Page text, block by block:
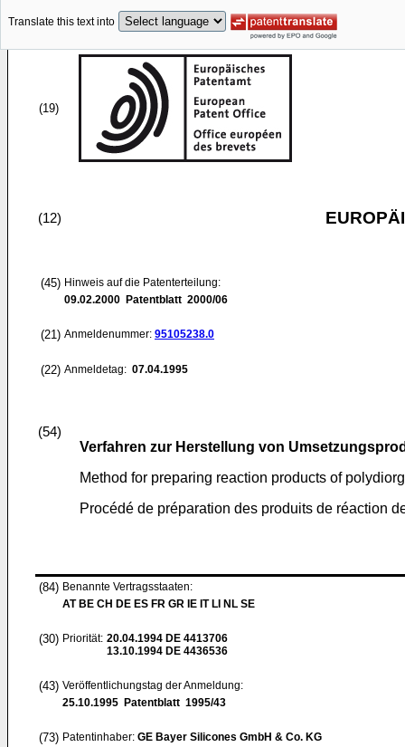
Translate this text into
(19)
(12)
(45) Hinweis auf die Patenterteilung:
09.02.2000 Patentblatt 2000/06
(21) Anmeldenummer: 95105238.0
(22) Anmeldetag: 07.04.1995
(54)
Verfahren zur Herstellung von
Method for preparing reaction products of
Procédé de préparation des produits de réaction
(84) Benannte Vertragsstaaten:
AT BE CH DE ES FR GR IE IT LI NL SE
(30) Priorität: 20.04.1994 DE 4413706
13.10.1994 DE 4436536
(43) Veröffentlichungstag der Anmeldung:
25.10.1995 Patentblatt 1995/43
(73) Patentinhaber: GE Bayer Silicones GmbH & Co. KG